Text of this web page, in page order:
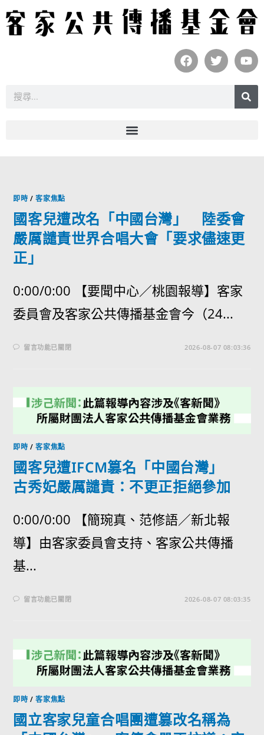
即時 /客家焦點
國客兒遭改名「中國台灣」 陸委會
嚴厲譴責世界合唱大會「要求儘速更
正」
0:00/0:00 【要聞中心／桃園報導】客家
委員會及客家公共傳播基金會今（24...
留言功能已關閉 2026-08-07 08:03:36
即時 /客家焦點
國客兒遭IFCM篡名「中國台灣」
古秀妃嚴厲譴責：不更正拒絕參加
0:00/0:00 【簡琬真、范修語／新北報
導】由客家委員會支持、客家公共傳播
基...
留言功能已關閉 2026-08-07 08:03:35
即時 /客家焦點
國立客家兒童合唱團遭篡改名稱為